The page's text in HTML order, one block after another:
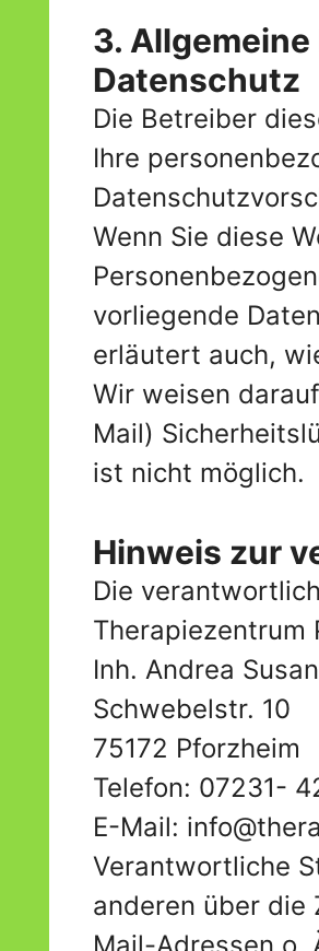
3.
Datenschutz
Die Betreiber
Ihre
Wenn Sie diese
vorliegende
erläutert auch,
Wir weisen
Mail)
ist nicht möglich.
Hinweis zur
Die
Therapiezentrum
Inh. Andrea
Schwebelstr. 10
75172 Pforzheim
Telefon: 07231-
E-Mail:
Verantwortliche
anderen über die